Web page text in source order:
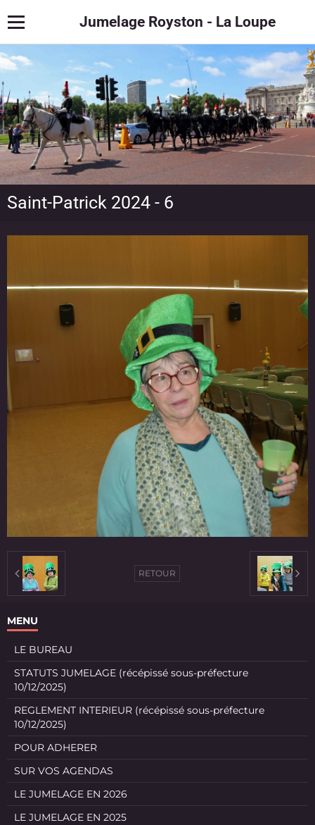
Jumelage Royston - La Loupe
Saint-Patrick 2024 - 6
RETOUR
MENU
LE BUREAU
STATUTS JUMELAGE (récépissé sous-préfecture
10/12/2025)
REGLEMENT INTERIEUR (récépissé sous-préfecture
10/12/2025)
POUR ADHERER
SUR VOS AGENDAS
LE JUMELAGE EN 2026
LE JUMELAGE EN 2025